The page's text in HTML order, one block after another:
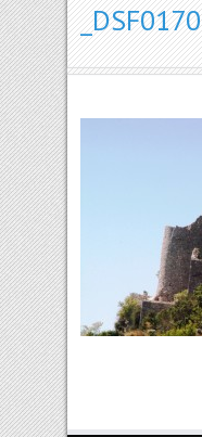
_DSF0170